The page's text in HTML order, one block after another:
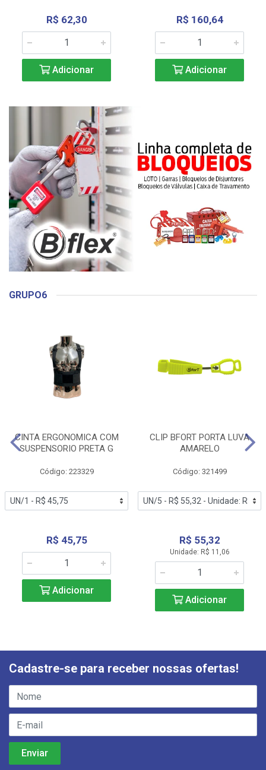
R$ 62,30
Adicionar
R$ 160,64
Adicionar
GRUPO6
CINTA ERGONOMICA COM
SUSPENSORIO PRETA G
Código: 223329
R$ 45,75
Adicionar
CLIP BFORT PORTA LUVA
AMARELO
Código: 321499
R$ 55,32
Unidade: R$ 11,06
Adicionar
Cadastre-se para receber nossas ofertas!